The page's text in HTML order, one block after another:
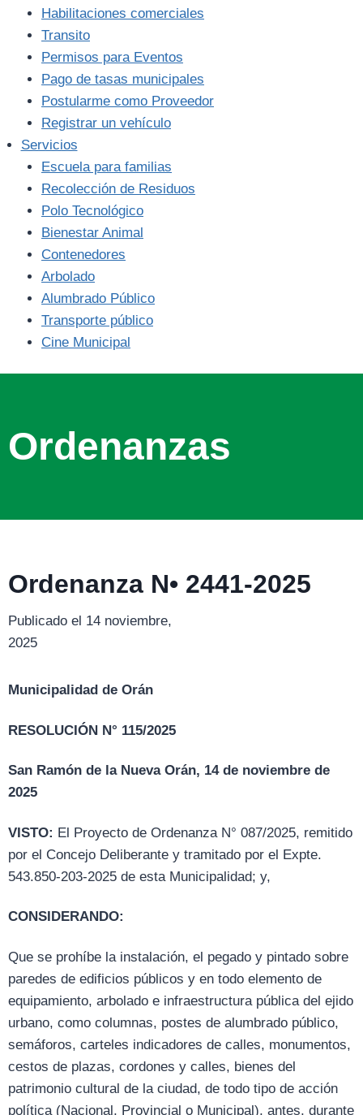
Habilitaciones comerciales
Transito
Permisos para Eventos
Pago de tasas municipales
Postularme como Proveedor
Registrar un vehículo
Servicios
Escuela para familias
Recolección de Residuos
Polo Tecnológico
Bienestar Animal
Contenedores
Arbolado
Alumbrado Público
Transporte público
Cine Municipal
Ordenanzas
Ordenanza N• 2441-2025
Publicado el 14 noviembre,
2025
Municipalidad de Orán
RESOLUCIÓN N° 115/2025
San Ramón de la Nueva Orán, 14 de noviembre de
2025
VISTO: El Proyecto de Ordenanza N° 087/2025, remitido
por el Concejo Deliberante y tramitado por el Expte.
543.850-203-2025 de esta Municipalidad; y,
CONSIDERANDO:
Que se prohíbe la instalación, el pegado y pintado sobre
paredes de edificios públicos y en todo elemento de
equipamiento, arbolado e infraestructura pública del ejido
urbano, como columnas, postes de alumbrado público,
semáforos, carteles indicadores de calles, monumentos,
cestos de plazas, cordones y calles, bienes del
patrimonio cultural de la ciudad, de todo tipo de acción
política (Nacional, Provincial o Municipal), antes, durante